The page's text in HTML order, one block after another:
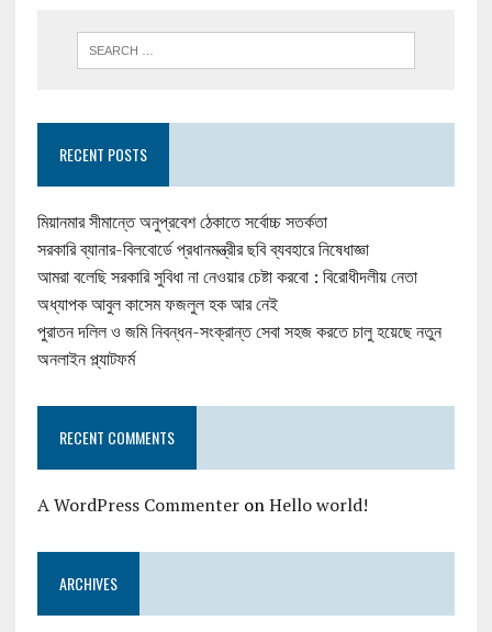
RECENT POSTS
মিয়ানমার সীমান্তে অনুপ্রবেশ ঠেকাতে সর্বোচ্চ সতর্কতা
সরকারি ব্যানার-বিলবোর্ডে প্রধানমন্ত্রীর ছবি ব্যবহারে নিষেধাজ্ঞা
আমরা বলেছি সরকারি সুবিধা না নেওয়ার চেষ্টা করবো : বিরোধীদলীয় নেতা
অধ্যাপক আবুল কাসেম ফজলুল হক আর নেই
পুরাতন দলিল ও জমি নিবন্ধন-সংক্রান্ত সেবা সহজ করতে চালু হয়েছে নতুন
অনলাইন প্ল্যাটফর্ম
RECENT COMMENTS
A WordPress CommenteronHello world!
ARCHIVES